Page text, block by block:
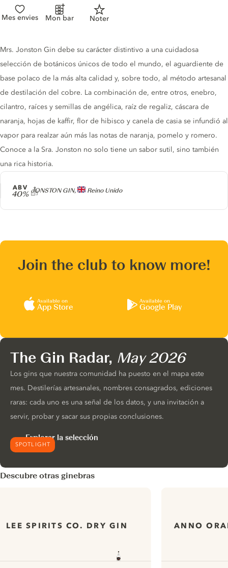
Mes envies Mon bar Noter
Producer
JONSTON GIN, Reino Unido
ABV
40%
Gin description
Mrs. Jonston Gin debe su carácter distintivo a una cuidadosa
selección de botánicos únicos de todo el mundo, el aguardiente de
base polaco de la más alta calidad y, sobre todo, al método artesanal
de destilación del cobre. La combinación de, entre otros, enebro,
cilantro, raíces y semillas de angélica, raíz de regaliz, cáscara de
naranja, hojas de kaffir, flor de hibisco y canela de casia se infundió al
vapor para realzar aún más las notas de naranja, pomelo y romero.
Conoce a la Sra. Jonston no solo tiene un sabor sutil, sino también
una rica historia.
Join the club to know more!
Available on
App Store
Available on
Google Play
SPOTLIGHT
The Gin Radar, May 2026
Los gins que nuestra comunidad ha puesto en el mapa este
mes. Destilerías artesanales, nombres consagrados, ediciones
raras: cada uno es una señal de los datos, y una invitación a
servir, probar y sacar sus propias conclusiones.
Explorar la selección
Descubre otras ginebras
LEE SPIRITS CO. DRY GIN ANNO